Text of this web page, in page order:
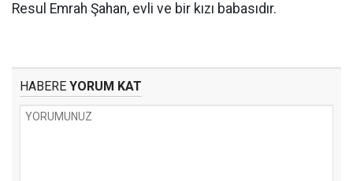
Resul Emrah Şahan, evli ve bir kızı babasıdır.
HABERE YORUM KAT